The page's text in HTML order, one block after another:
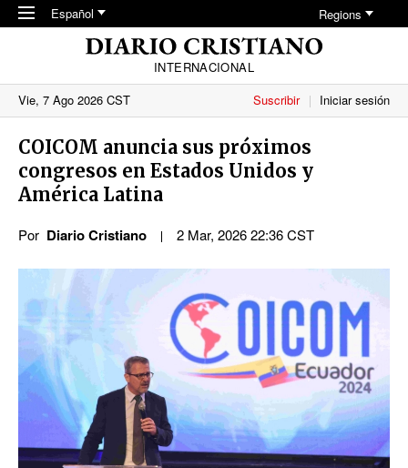
Skip to main content
Español Regions
INTERNACIONAL
Vie, 7 Ago 2026 CST
Suscribir Iniciar sesión
COICOM anuncia sus próximos
congresos en Estados Unidos y
América Latina
Por Diario Cristiano 2 Mar, 2026 22:36 CST